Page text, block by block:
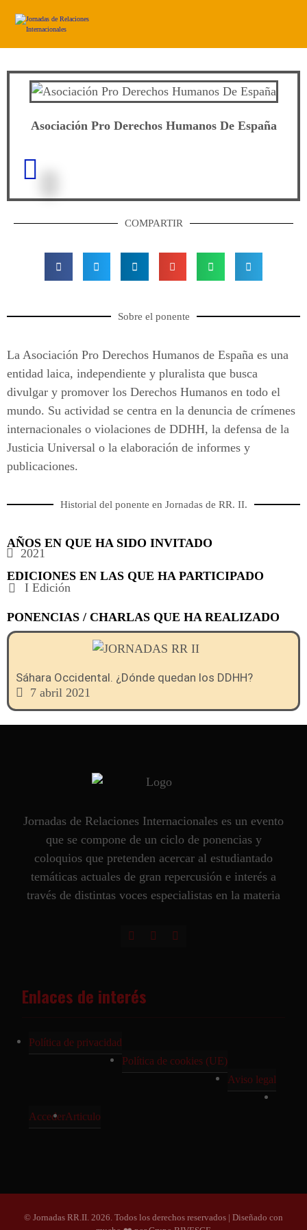
Asociación Pro Derechos Humanos De España
COMPARTIR
Sobre el ponente
La Asociación Pro Derechos Humanos de España es una
entidad laica, independiente y pluralista que busca
divulgar y promover los Derechos Humanos en todo el
mundo. Su actividad se centra en la denuncia de crímenes
internacionales o violaciones de DDHH, la defensa de la
Justicia Universal o la elaboración de informes y
publicaciones.
Historial del ponente en Jornadas de RR. II.
AÑOS EN QUE HA SIDO INVITADO
2021
EDICIONES EN LAS QUE HA PARTICIPADO
I Edición
PONENCIAS / CHARLAS QUE HA REALIZADO
Sáhara Occidental. ¿Dónde quedan los DDHH?
7 abril 2021
Jornadas de Relaciones Internacionales es un evento
que se compone de un ciclo de ponencias y
coloquios que pretenden acercar al estudiantado
temáticas actuales de gran repercusión e interés a
través de distintas voces especialistas en la materia
Enlaces de interés
Política de privacidad
Política de cookies (UE)
Aviso legal
AccederArticulo
© Jornadas RR.II. 2026. Todos los derechos reservados | Diseñado con